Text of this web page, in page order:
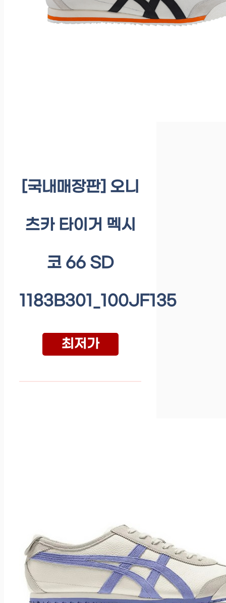
[국내매장판] 오니
츠카 타이거 멕시
코 66 SD
1183B301_100JF135
최저가